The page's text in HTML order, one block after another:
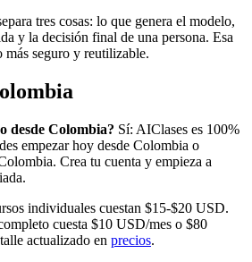
tres cosas: lo que genera el modelo,
y la decisión final de una persona. Esa
seguro y reutilizable.
desde Colombia? Sí: AIClases es 100%
empezar hoy desde Colombia o
. Crea tu cuenta y empieza a
individuales cuestan $15-$20 USD.
cuesta $10 USD/mes o $80
actualizado en precios.